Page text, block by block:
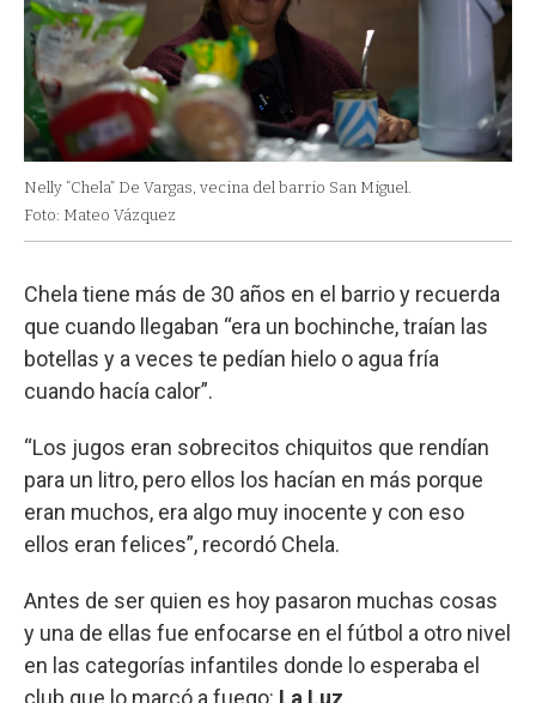
Nelly “Chela” De Vargas, vecina del barrio San Miguel.
Foto: Mateo Vázquez
Chela tiene más de 30 años en el barrio y recuerda
que cuando llegaban “era un bochinche, traían las
botellas y a veces te pedían hielo o agua fría
cuando hacía calor”.
“Los jugos eran sobrecitos chiquitos que rendían
para un litro, pero ellos los hacían en más porque
eran muchos, era algo muy inocente y con eso
ellos eran felices”, recordó Chela.
Antes de ser quien es hoy pasaron muchas cosas
y una de ellas fue enfocarse en el fútbol a otro nivel
en las categorías infantiles donde lo esperaba el
club que lo marcó a fuego: La Luz.